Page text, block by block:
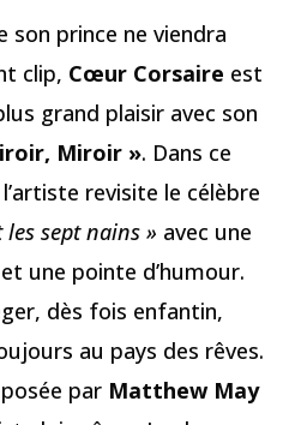
son prince ne viendra
clip, Cœur Corsaire est
grand plaisir avec son
Miroir ». Dans ce
revisite le célèbre
les sept nains » avec une
une pointe d’humour.
dès fois enfantin,
au pays des rêves.
par Matthew May